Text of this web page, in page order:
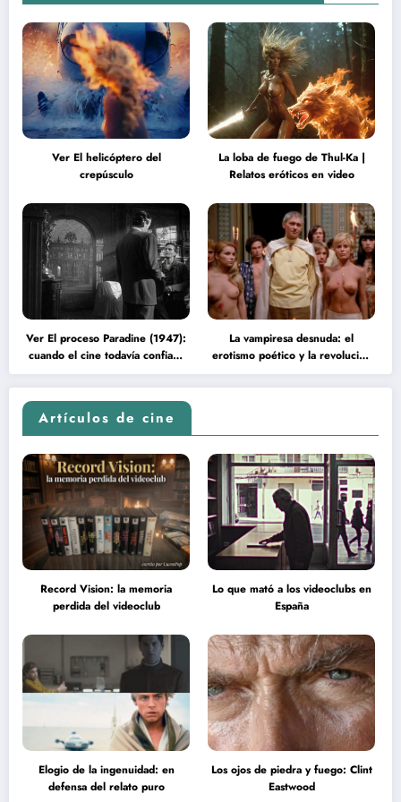
Ver El helicóptero del
crepúsculo
La loba de fuego de Thul-Ka |
Relatos eróticos en video
Ver El proceso Paradine (1947):
cuando el cine todavía confiaba
en la inteligencia del espectador
La vampiresa desnuda: el
erotismo poético y la revolución
psicodélica de Jean Rollin
Artículos de cine
Record Vision: la memoria
perdida del videoclub
Lo que mató a los videoclubs en
España
Elogio de la ingenuidad: en
defensa del relato puro
Los ojos de piedra y fuego: Clint
Eastwood